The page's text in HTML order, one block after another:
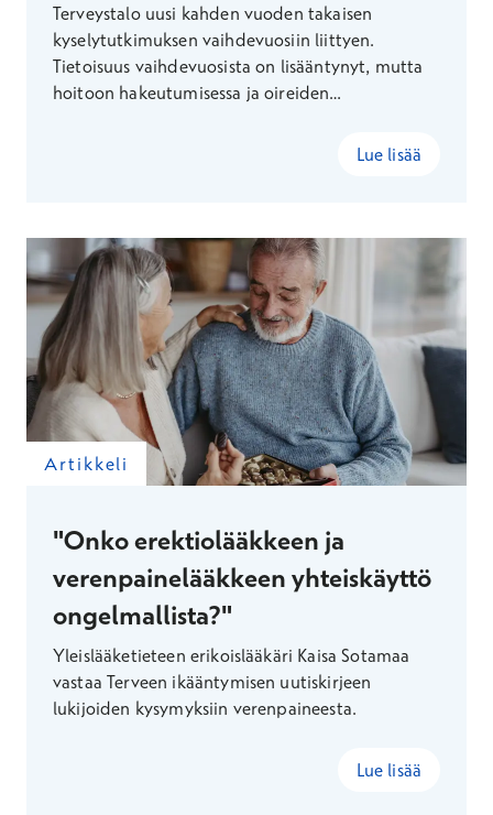
Terveystalo uusi kahden vuoden takaisen
kyselytutkimuksen vaihdevuosiin liittyen.
Tietoisuus vaihdevuosista on lisääntynyt, mutta
hoitoon hakeutumisessa ja oireiden
Lue lisää
Artikkeli
"Onko erektiolääkkeen ja
verenpainelääkkeen yhteiskäyttö
ongelmallista?"
Yleislääketieteen erikoislääkäri Kaisa Sotamaa
vastaa Terveen ikääntymisen uutiskirjeen
lukijoiden kysymyksiin verenpaineesta.
Lue lisää